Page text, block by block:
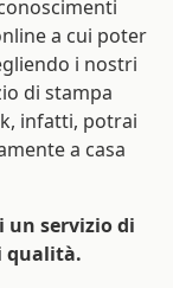
a cui poter
i nostri
di stampa
infatti, potrai
a casa
un servizio di
qualità.